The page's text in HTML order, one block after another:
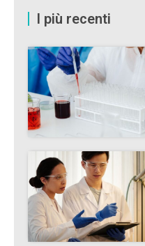
I più recenti